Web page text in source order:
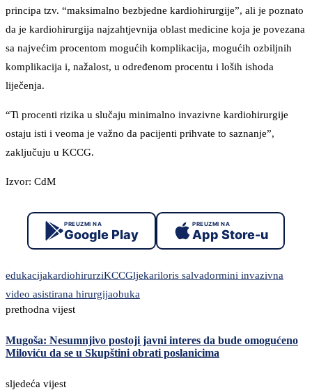
principa tzv. “maksimalno bezbjedne kardiohirurgije”, ali je poznato
da je kardiohirurgija najzahtjevnija oblast medicine koja je povezana
sa najvećim procentom mogućih komplikacija, mogućih ozbiljnih
komplikacija i, nažalost, u određenom procentu i loših ishoda
liječenja.
“Ti procenti rizika u slučaju minimalno invazivne kardiohirurgije
ostaju isti i veoma je važno da pacijenti prihvate to saznanje”,
zaključuju u KCCG.
Izvor: CdM
PREUZMI NA
Google Play
PREUZMI NA
App Store-u
edukacijakardiohirurziKCCGljekariloris salvadormini invazivna
video asistirana hirurgijaobuka
prethodna vijest
Mugoša: Nesumnjivo postoji javni interes da bude omogućeno
Miloviću da se u Skupštini obrati poslanicima
sljedeća vijest